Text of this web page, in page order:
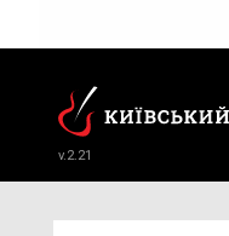
v.2.21